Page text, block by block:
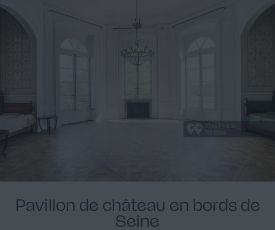
Pavillon de château en bords de
Seine